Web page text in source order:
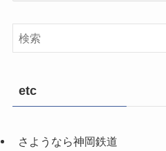
記
etc
さようなら神岡鉄道